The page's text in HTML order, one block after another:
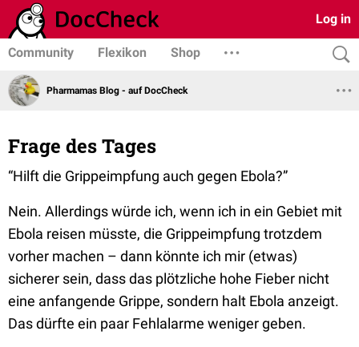
Log in
Community Flexikon Shop
Pharmamas Blog - auf DocCheck
Frage des Tages
“Hilft die Grippeimpfung auch gegen Ebola?”
Nein. Allerdings würde ich, wenn ich in ein Gebiet mit
Ebola reisen müsste, die Grippeimpfung trotzdem
vorher machen – dann könnte ich mir (etwas)
sicherer sein, dass das plötzliche hohe Fieber nicht
eine anfangende Grippe, sondern halt Ebola anzeigt.
Das dürfte ein paar Fehlalarme weniger geben.